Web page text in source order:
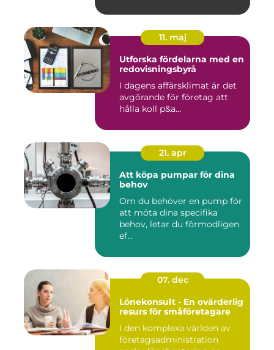
11. maj
Utforska fördelarna med en
redovisningsbyrå
I dagens affärsklimat är det
avgörande för företag att
hålla koll p&a...
21. apr
Att köpa pumpar för dina
behov
Om du behöver en pump för
att möta dina specifika
behov, letar du förmodligen
ef...
07. dec
Lönekonsult - En ovärderlig
resurs för småföretagare
I den komplexa världen av
företagsadministration